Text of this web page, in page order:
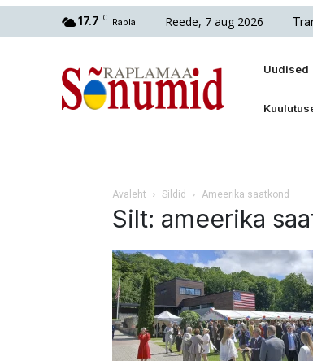
17.7 C Rapla Reede, 7 aug 2026
Uudised
Avaleht Sildid Ameerika saatkond
Silt: ameerika